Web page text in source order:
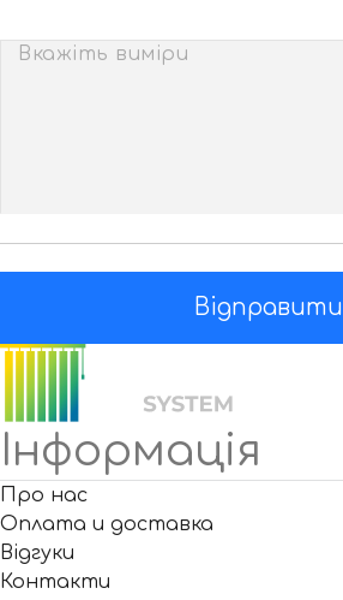
Вкажіть виміри
Відправити
Інформація
Про нас
Оплата и доставка
Відгуки
Контакти